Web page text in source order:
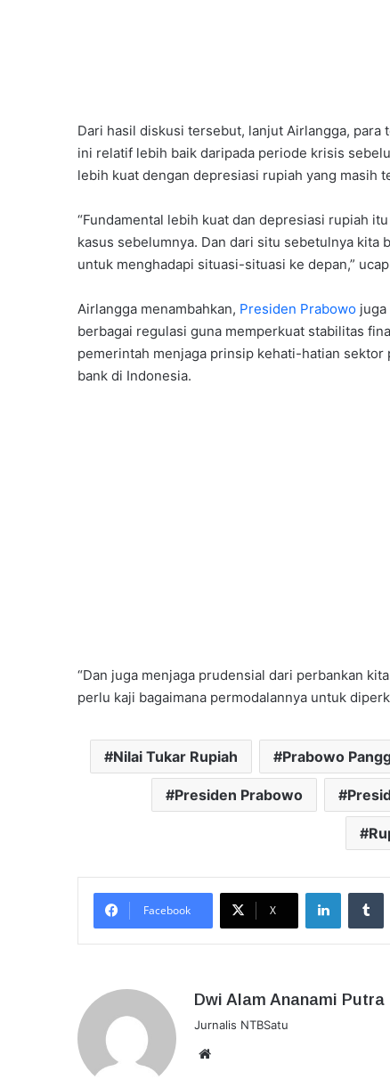
Dari hasil diskusi tersebut, lanjut Airlangga,
ini relatif lebih baik daripada periode krisis
lebih kuat dengan depresiasi rupiah yang masih
“Fundamental lebih kuat dan depresiasi rupiah
kasus sebelumnya. Dan dari situ sebetulnya kita
untuk menghadapi situasi-situasi ke depan,”
Airlangga menambahkan, Presiden Prabowo
berbagai regulasi guna memperkuat stabilitas
pemerintah menjaga prinsip kehati-hatian
bank di Indonesia.
“Dan juga menjaga prudensial dari perbankan
perlu kaji bagaimana permodalannya untuk
Nilai Tukar Rupiah Prabowo
Presiden Prabowo
Facebook X
LinkedIn
Dwi Alam Ananami Putra
Jurnalis NTBSatu